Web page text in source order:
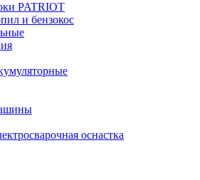
PATRIOT
и бензокос
оснастка